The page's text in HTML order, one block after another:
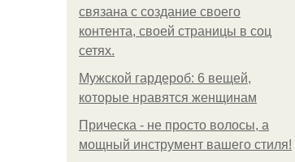
связана с создание своего
контента, своей страницы в соц
сетях.
Мужской гардероб: 6 вещей,
которые нравятся женщинам
Прическа - не просто волосы, а
мощный инструмент вашего стиля!